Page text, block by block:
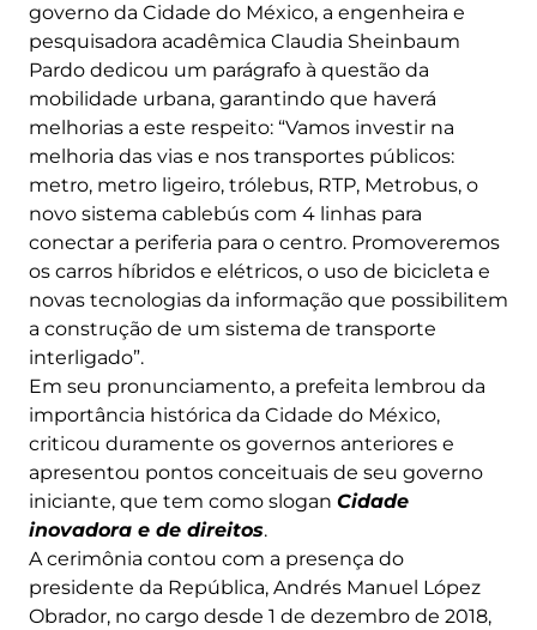
governo da Cidade do México, a engenheira e
pesquisadora acadêmica Claudia Sheinbaum
Pardo dedicou um parágrafo à questão da
mobilidade urbana, garantindo que haverá
melhorias a este respeito: “Vamos investir na
melhoria das vias e nos transportes públicos:
metro, metro ligeiro, trólebus, RTP, Metrobus, o
novo sistema cablebús com 4 linhas para
conectar a periferia para o centro. Promoveremos
os carros híbridos e elétricos, o uso de bicicleta e
novas tecnologias da informação que possibilitem
a construção de um sistema de transporte
interligado”.
Em seu pronunciamento, a prefeita lembrou da
importância histórica da Cidade do México,
criticou duramente os governos anteriores e
apresentou pontos conceituais de seu governo
iniciante, que tem como slogan Cidade
inovadora e de direitos.
A cerimônia contou com a presença do
presidente da República, Andrés Manuel López
Obrador, no cargo desde 1 de dezembro de 2018,